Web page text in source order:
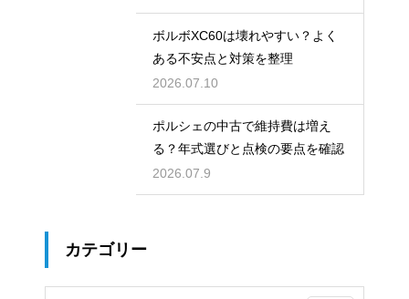
ボルボXC60は壊れやすい？よく
ある不安点と対策を整理
2026.07.10
ポルシェの中古で維持費は増え
る？年式選びと点検の要点を確認
2026.07.9
カテゴリー